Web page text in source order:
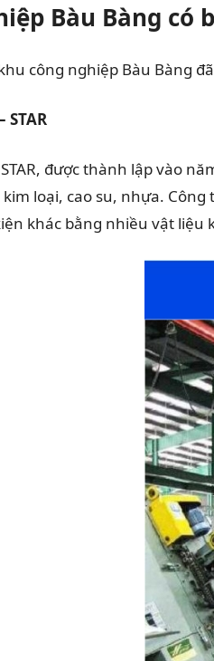
Bàu Bàng có
công nghiệp Bàu Bàng
STAR
STAR, được thành lập vào
loại, cao su, nhựa.
khác bằng nhiều vật